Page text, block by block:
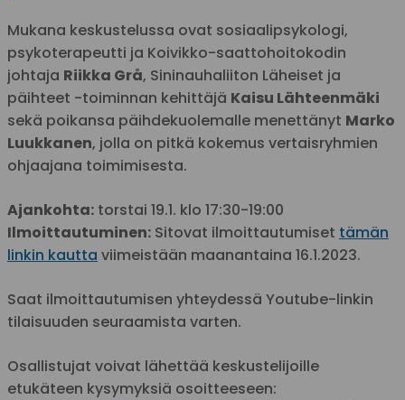
Mukana keskustelussa ovat sosiaalipsykologi,
psykoterapeutti ja Koivikko-saattohoitokodin
johtaja Riikka Grå, Sininauhaliiton Läheiset ja
päihteet -toiminnan kehittäjä Kaisu Lähteenmäki
sekä poikansa päihdekuolemalle menettänyt Marko
Luukkanen, jolla on pitkä kokemus vertaisryhmien
ohjaajana toimimisesta.
Ajankohta: torstai 19.1. klo 17:30-19:00
Ilmoittautuminen: Sitovat ilmoittautumiset tämän
linkin kautta viimeistään maanantaina 16.1.2023.
Saat ilmoittautumisen yhteydessä Youtube-linkin
tilaisuuden seuraamista varten.
Osallistujat voivat lähettää keskustelijoille
etukäteen kysymyksiä osoitteeseen: